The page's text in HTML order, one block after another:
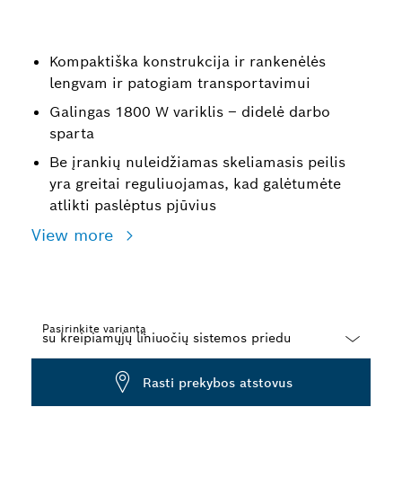
Kompaktiška konstrukcija ir rankenėlės
lengvam ir patogiam transportavimui
Galingas 1800 W variklis – didelė darbo
sparta
Be įrankių nuleidžiamas skeliamasis peilis
yra greitai reguliuojamas, kad galėtumėte
atlikti paslėptus pjūvius
View more
Pasirinkite variantą
Rasti prekybos atstovus